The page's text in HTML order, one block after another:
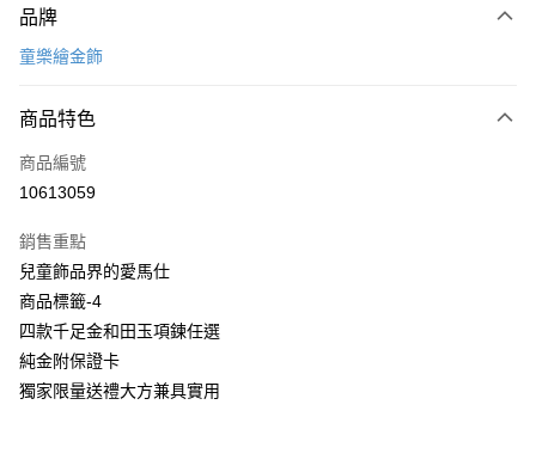
信用卡一次付款
6 期 0 利率 每期
合作金庫商業銀行
上海商業儲蓄銀行
臺灣中小企業銀行
匯豐（台灣）商業銀行
聯邦商業銀行
元大商業銀行
玉山商業銀行
台灣樂天信用卡公司
LINE Pay
Apple Pay
街口支付
悠遊付
Google Pay
全盈+PAY
品牌
童樂繪金飾
商品特色
商品編號
10613059
銷售重點
兒童飾品界的愛馬仕
商品標籤-4
四款千足金和田玉項鍊任選
純金附保證卡
獨家限量送禮大方兼具實用